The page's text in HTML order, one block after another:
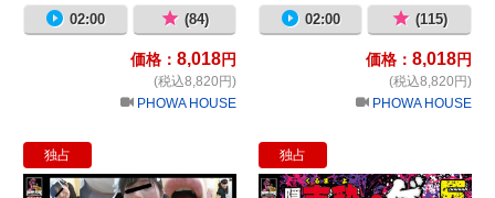
02:00 (84)
価格： 8,018円
(税込8,820円)
PHOWA HOUSE
02:00 (115)
価格： 8,018円
(税込8,820円)
PHOWA HOUSE
独占
主観嘔吐視 もっと近くで見てくださ
独占
隠